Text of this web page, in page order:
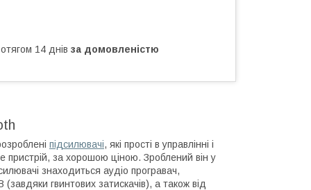
14 днів за домовленістю
підсилювачі, які прості в управлінні і
пристрій, за хорошою ціною. Зроблений він у
знаходиться аудіо програвач,
гвинтових затискачів), а також від